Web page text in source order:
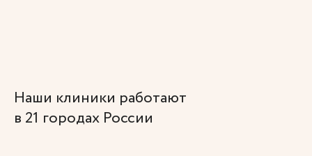
Наши клиники работают
в 21 городах России